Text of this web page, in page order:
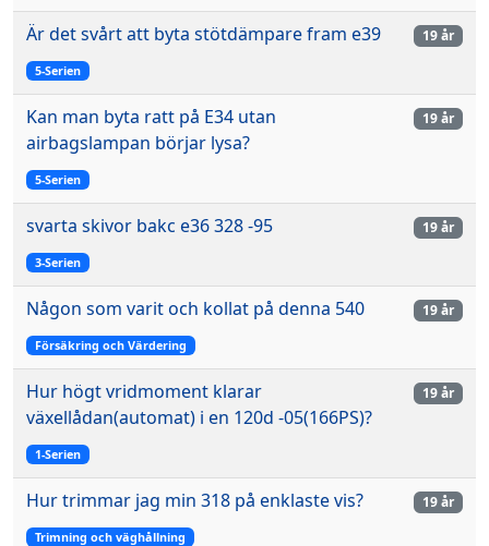
Är det svårt att byta stötdämpare fram e39
5-Serien
19 år
Kan man byta ratt på E34 utan
airbagslampan börjar lysa?
5-Serien
19 år
svarta skivor bakc e36 328 -95
3-Serien
19 år
Någon som varit och kollat på denna 540
Försäkring och Värdering
19 år
Hur högt vridmoment klarar
växellådan(automat) i en 120d -05(166PS)?
1-Serien
19 år
Hur trimmar jag min 318 på enklaste vis?
Trimning och väghållning
19 år